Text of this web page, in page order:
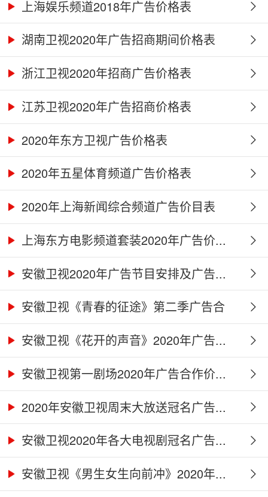
上海娱乐频道2018年广告价格表
湖南卫视2020年广告招商期间价格表
浙江卫视2020年招商广告价格表
江苏卫视2020年广告招商价格表
2020年东方卫视广告价格表
2020年五星体育频道广告价格表
2020年上海新闻综合频道广告价目表
上海东方电影频道套装2020年广告价...
安徽卫视2020年广告节目安排及广告...
安徽卫视《青春的征途》第二季广告合
作...安徽卫视《花开的声音》2020年广告...
安徽卫视第一剧场2020年广告合作价...
2020年安徽卫视周末大放送冠名广告...
安徽卫视2020年各大电视剧冠名广告...
安徽卫视《男生女生向前冲》2020年...